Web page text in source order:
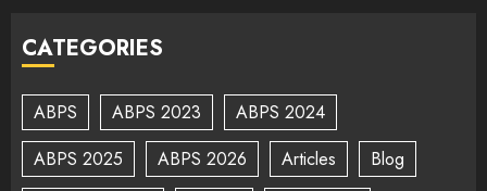
CATEGORIES
ABPS ABPS 2023
ABPS 2024
ABPS 2025
ABPS 2026 Articles
Blog